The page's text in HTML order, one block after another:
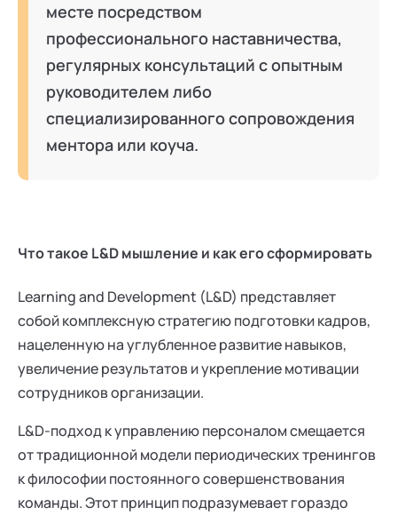
месте посредством
профессионального наставничества,
регулярных консультаций с опытным
руководителем либо
специализированного сопровождения
ментора или коуча.
Что такое L&D мышление и как его сформировать
Learning and Development (L&D) представляет
собой комплексную стратегию подготовки кадров,
нацеленную на углубленное развитие навыков,
увеличение результатов и укрепление мотивации
сотрудников организации.
L&D-подход к управлению персоналом смещается
от традиционной модели периодических тренингов
к философии постоянного совершенствования
команды. Этот принцип подразумевает гораздо